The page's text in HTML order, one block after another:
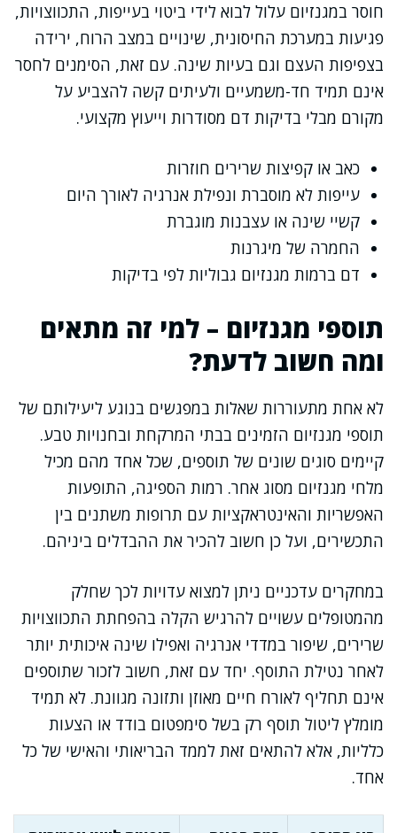
חוסר במגנזיום עלול לבוא לידי ביטוי בעייפות, התכווצויות,
פגיעות במערכת החיסונית, שינויים במצב הרוח, ירידה
בצפיפות העצם וגם בעיות שינה. עם זאת, הסימנים לחסר
אינם תמיד חד-משמעיים ולעיתים קשה להצביע על
מקורם מבלי בדיקות דם מסודרות וייעוץ מקצועי.
כאב או קפיצות שרירים חוזרות
עייפות לא מוסברת ונפילת אנרגיה לאורך היום
קשיי שינה או עצבנות מוגברת
החמרה של מיגרנות
דם ברמות מגנזיום גבוליות לפי בדיקות
תוספי מגנזיום – למי זה מתאים
ומה חשוב לדעת?
לא אחת מתעוררות שאלות במפגשים בנוגע ליעילותם של
תוספי מגנזיום הזמינים בבתי המרקחת ובחנויות טבע.
קיימים סוגים שונים של תוספים, שכל אחד מהם מכיל
מלחי מגנזיום מסוג אחר. רמות הספיגה, התופעות
האפשריות והאינטראקציות עם תרופות משתנים בין
התכשירים, ועל כן חשוב להכיר את ההבדלים ביניהם.
במחקרים עדכניים ניתן למצוא עדויות לכך שחלק
מהמטופלים עשויים להרגיש הקלה בהפחתת התכווצויות
שרירים, שיפור במדדי אנרגיה ואפילו שינה איכותית יותר
לאחר נטילת התוסף. יחד עם זאת, חשוב לזכור שתוספים
אינם תחליף לאורח חיים מאוזן ותזונה מגוונת. לא תמיד
מומלץ ליטול תוסף רק בשל סימפטום בודד או הצעות
כלליות, אלא להתאים זאת לממד הבריאותי והאישי של כל
אחד.